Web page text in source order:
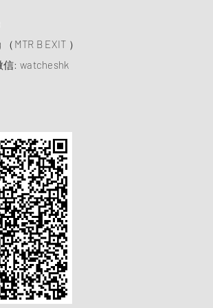
MTR B EXIT ）
信: watcheshk